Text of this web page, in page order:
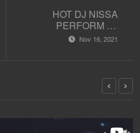
HOT DJ NISSA
PERFORM AT
STUDIO 2
Nov 16, 2021